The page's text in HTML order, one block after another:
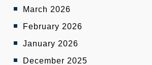
March 2026
February 2026
January 2026
December 2025